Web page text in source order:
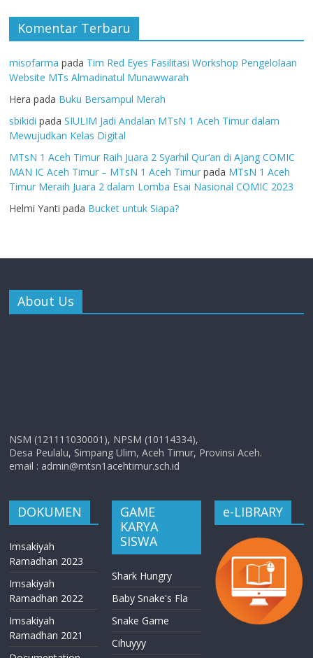
Komentar Terbaru
misofarma pada Tim Red Eyes Fasilitasi Workshop Pengelolaan
Website MTs Almadinatul Munawwarah
Hera pada Buku Bersampul Merah
sbikidi padaSIULIM Jadi Andalan MTsN 1 Aceh Timur dalam
Mewujudkan Kelas Digital
MTsN 1 Aceh Timur Raih Juara 2 Syarhil Qur’an di Ajang COMIC
MAN IC Aceh Timur – MTsN 1 Aceh Timur pada MTsN 1 Aceh
Timur Meraih Juara 2 dalam Lomba Esai Nasional COMIC 2023
Helmi Yanti pada Bucket untuk Siapa?
About Us
NSM (121111030001), NPSM (10114334),
Desa Peulalu, Simpang Ulim, Aceh Timur, Provinsi Aceh.
email : admin@mtsn1acehtimur.sch.id
DOKUMEN
Imsakiyah
Ramadhan 2023
Imsakiyah
Ramadhan 2022
Imsakiyah
Ramadhan 2021
GAME
KARYA
SISWA
Shark Hungry
Baby Snake's Fla
Snake Game
Cihuyyy
e-LIBRARY